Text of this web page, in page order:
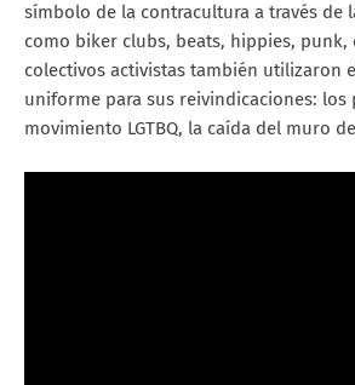
símbolo de la contracultura a través de
como biker clubs, beats, hippies, punk,
colectivos activistas también utilizaron
uniforme para sus reivindicaciones: los
movimiento LGTBQ, la caída del muro